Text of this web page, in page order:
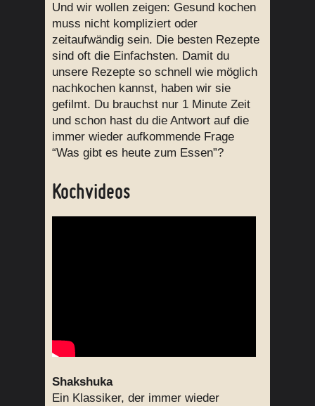
Und wir wollen zeigen: Gesund kochen
muss nicht kompliziert oder
zeitaufwändig sein. Die besten Rezepte
sind oft die Einfachsten. Damit du
unsere Rezepte so schnell wie möglich
nachkochen kannst, haben wir sie
gefilmt. Du brauchst nur 1 Minute Zeit
und schon hast du die Antwort auf die
immer wieder aufkommende Frage
“Was gibt es heute zum Essen”?
Kochvideos
Shakshuka
Ein Klassiker, der immer wieder